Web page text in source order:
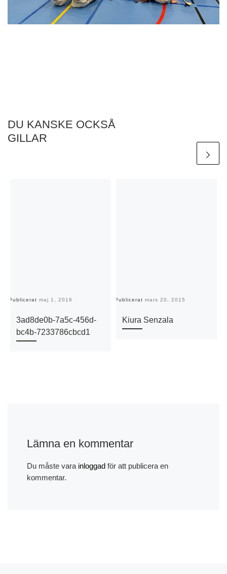
DU KANSKE OCKSÅ
GILLAR
Publicerat maj 1, 2016
3ad8de0b-7a5c-456d-
bc4b-7233786cbcd1
Publicerat mars 20, 2015
Kiura Senzala
Lämna en kommentar
Du måste vara inloggadför att publicera en
kommentar.